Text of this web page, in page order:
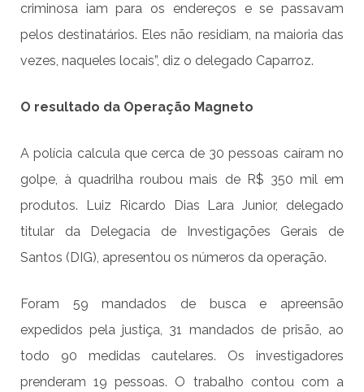
criminosa iam para os endereços e se passavam
pelos destinatários. Eles não residiam, na maioria das
vezes, naqueles locais”, diz o delegado Caparroz.
O resultado da Operação Magneto
A polícia calcula que cerca de 30 pessoas caíram no
golpe, à quadrilha roubou mais de R$ 350 mil em
produtos. Luiz Ricardo Dias Lara Junior, delegado
titular da Delegacia de Investigações Gerais de
Santos (DIG), apresentou os números da operação.
Foram 59 mandados de busca e apreensão
expedidos pela justiça, 31 mandados de prisão, ao
todo 90 medidas cautelares. Os investigadores
prenderam 19 pessoas. O trabalho contou com a